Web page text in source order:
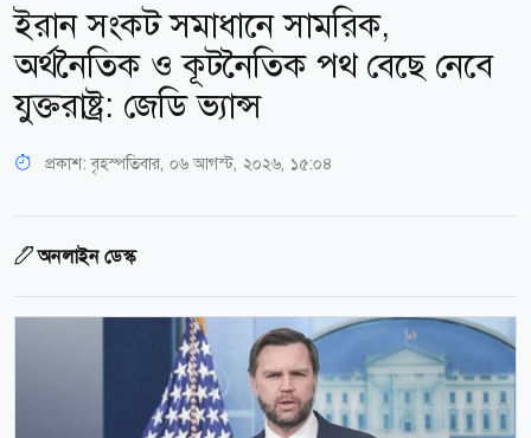
ইরান সংকট সমাধানে সামরিক,
অর্থনৈতিক ও কূটনৈতিক পথ বেছে নেবে
যুক্তরাষ্ট্র: জেডি ভ্যান্স
প্রকাশ:বৃহস্পতিবার, ০৬ আগস্ট, ২০২৬, ১৫:০৪
অনলাইন ডেস্ক